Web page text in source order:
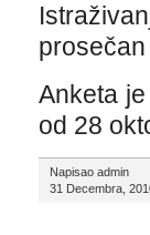
Anketa
od 28
Napisao admin
31 Decembra,